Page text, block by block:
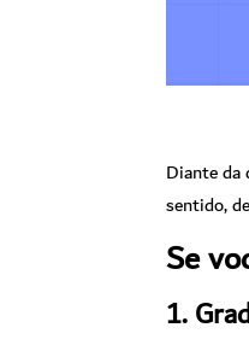
Diante da
sentido,
Se
1.